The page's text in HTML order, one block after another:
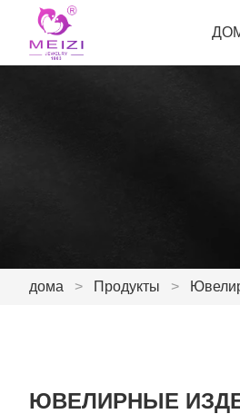
дома > Продукты >
ЮВЕЛИРНЫЕ